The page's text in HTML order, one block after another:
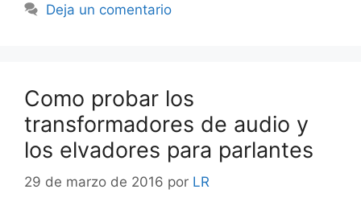
Deja un comentario
Como probar los
transformadores de audio y
los elvadores para parlantes
29 de marzo de 2016 por LR